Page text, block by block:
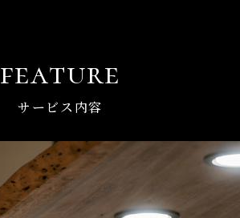
feature
サービス内容